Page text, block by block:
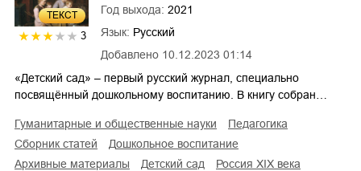
ТЕКСТ
3
Добавлено 10.12.2023 01:14
Год выхода: 2021
Язык: Русский
«Детский сад» – первый русский журнал, специально
посвящённый дошкольному воспитанию. В книгу собран…
гуманитарные и общественные науки
педагогика
сборник статей
дошкольное воспитание
архивные материалы
детский сад
Россия XIX века